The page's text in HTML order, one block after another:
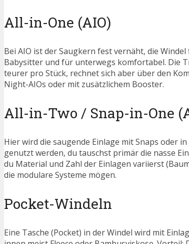
All-in-One (AIO)
Bei AIO ist der Saugkern fest vernäht, die
Babysitter und für unterwegs komfortabel. Die
teurer pro Stück, rechnet sich aber über den
Night-AIOs oder mit zusätzlichem Booster.
All-in-Two / Snap-in-One
Hier wird die saugende Einlage mit Snaps oder
genutzt werden, du tauschst primär die nasse
du Material und Zahl der Einlagen variierst
die modulare Systeme mögen.
Pocket-Windeln
Eine Tasche (Pocket) in der Windel wird mit